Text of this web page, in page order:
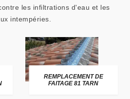
les infiltrations d'eau et les
intempéries.
REMPLACEMENT DE
FAITAGE 81 TARN